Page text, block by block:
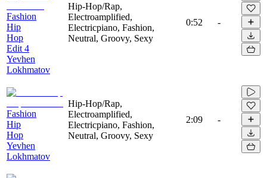
Fashion
Hip
Hop
Edit 4
Yevhen
Lokhmatov
Hip-Hop/Rap,
Electroamplified,
Electricpiano, Fashion,
Neutral, Groovy, Sexy
0:52 -
Fashion
Hip
Hop
Yevhen
Lokhmatov
Hip-Hop/Rap,
Electroamplified,
Electricpiano, Fashion,
Neutral, Groovy, Sexy
2:09 -